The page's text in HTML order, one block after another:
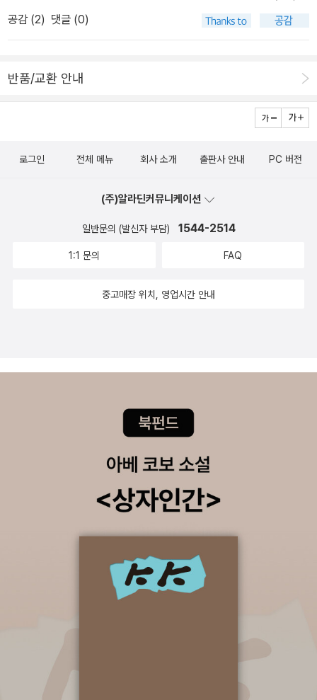
오제는 관심이 크다. 그리고 얼마 전 춘천마임축제에 못 가서 많이 아
롭게 표현한다는 점. 이상이 될 수도 있고 대리인이나 본심을 숨길 수
왜 마당놀이가 떠오를까. 한바탕 신 나게 놀아보자고~~~ 삶에 대한
고찰 없이는 그 무엇도 정신적으로 뿌리내릴 수 없다는 자명함.그 앞
에서 삶의 환희를 느낀다는 것. 산다는 건 참으로 재미있구나.축제는
작한다고 볼 수 있다. 기득권의 권력, 불평등적 모순, 억압과 갈등, 어
서 인간은 끊임없이 파괴하고자 하며 스스로 모든 세속적인 허울과
위선을 벗어던지거나 모든 세속적 허상을 감출 수 있는 가면을 쓰고
자가 시종일관 밝히고자 했던 바는 축제에 대한 고찰은 곧 ｀삶｀에
조급함 등이 우리의 일상을 절대적으로 지배하고 있는 것이 사실이라
지 않을 수 없기 때문이다. 결국 축제에 대한 고찰은 놀고 즐기는 그
자체에 대한 고찰이라기보다는 바로 내가 살고 있는 삶, 그것의 본질
문제점과 해결방안, 88쪽)​
대신 분홍빛이 감도는, 그래서 색정이 달콤하게 뚝뚝 흐르는 액체가
유리병에서 흔들거리고 있다.” 분홍빛 알콜로 얼굴을 내민 팜플로나
는 곧 핏빛 축제로 젖어 이방인을 맞는다. 사람들이 구름처럼 모인 시
이 온거리에 울려퍼진다. 살벌한 소몰이에 자칫 어리숙한 관람객은
목이 꺾이고 배가 뚫리는 일도 다반사. 순교자 성 페르민을 기리며 13
~14세기께 시작된 성 페르민 축제는 오늘날에도 죽음의 광란까지 마
구원 연구원)씨는 지난 10년 동안 산 페르민 축제를 비롯해 축제 문
에 장난감 산업 박람회라는 실용적 목적을 유감없이 달성하는 뉘른베
르크 크리스마스 장터 축제, 개성있는 정원의 잔치가 펼쳐지는 쇼몽
해 명성을 얻은 아비뇽과 에든버러 페스티벌…. 축제 속에 풍덩 빠져
서로 다른 빛깔과 향취를 뿜어내는 축제의 매력을 전하는 낭만적인
제는 다를까, 축제가 펼쳐지는 공간은 어떤 곳인가…. 축제를 경험할
수록 이런 의문들이 자연스럽게 꼬리를 물었다.-공부를 마치고 한국
에 돌아온 99년은 지방자치단체들이 저마다 축제아닌 축제를 열어
했다. 김씨는 곧 문화관광정책연구원에서 축제를 평가하고 장기 계획
요. 축제는 자발적이고 즉흥적이고 우연에 기대지만, 행사는 스케줄
이 있어야 하고 시간에 맞춰야 하고 실수가 없어야 하지요.”(*즉 '행
사'는 '축제'의 적이다. 비록 겉보기에는 유사하게 보일지라도.)-그는
축제가 즐거움을 주려면 두가지 방법이 있다고 했다. “축제가 아주 오
부르며 희열을 느끼는 것처럼요. 또 하나는 속죄양 또는 희생제물을
공감 (2) 댓글 (0)
반품/교환 안내
로그인 전체 메뉴 회사 소개 출판사 안내 PC 버전
(주)알라딘커뮤니케이션
일반문의 (발신자 부담) 1544-2514
1:1 문의 FAQ
중고매장 위치, 영업시간 안내